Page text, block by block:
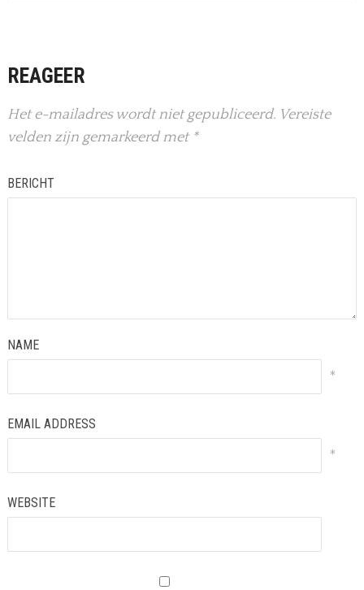
REAGEER
Het e-mailadres wordt niet gepubliceerd. Vereiste
velden zijn gemarkeerd met *
BERICHT
NAME
*
EMAIL ADDRESS
*
WEBSITE